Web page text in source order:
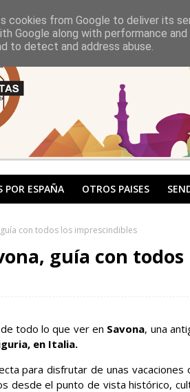
POR ESPAÑA OTROS PAISES
guía con todos los imprescindibles
guía con
todo lo que ver en Savona, una
en Italia.
para disfrutar de unas
desde el punto de vista histórico,
cookies from Google to deliver its
Google along with performance
to detect and address abuse.